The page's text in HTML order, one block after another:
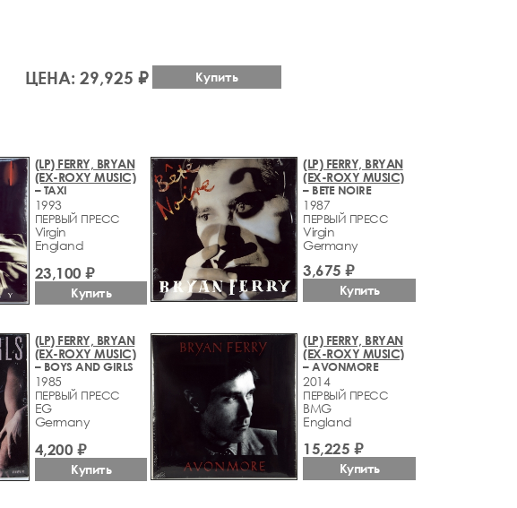
ЦЕНА: 29,925 ₽ Купить
(LP) FERRY, BRYAN
(EX-ROXY MUSIC)
– TAXI
1993
ПЕРВЫЙ ПРЕСС
Virgin
England
23,100 ₽
Купить
(LP) FERRY, BRYAN
(EX-ROXY MUSIC)
– BETE NOIRE
1987
ПЕРВЫЙ ПРЕСС
Virgin
Germany
3,675 ₽
Купить
(LP) FERRY, BRYAN
(EX-ROXY MUSIC)
– BOYS AND GIRLS
1985
ПЕРВЫЙ ПРЕСС
EG
Germany
4,200 ₽
Купить
(LP) FERRY, BRYAN
(EX-ROXY MUSIC)
– AVONMORE
2014
ПЕРВЫЙ ПРЕСС
BMG
England
15,225 ₽
Купить